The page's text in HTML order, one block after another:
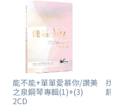
能不能+單單愛慕你/讚美
之泉鋼琴專輯(1)+(3)
2CD
找
靜